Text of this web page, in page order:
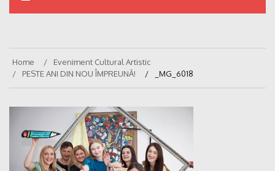
Home
Eveniment Cultural Artistic
PESTE ANI DIN NOU ÎMPREUNĂ!
_MG_6018